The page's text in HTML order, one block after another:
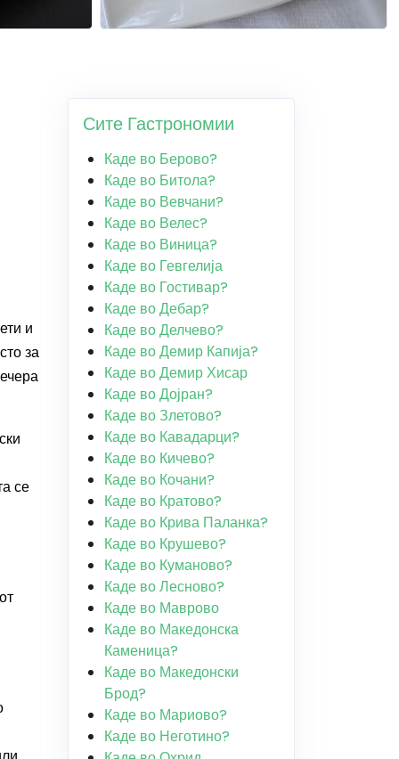
и
за
се
Сите Гастрономии
Каде во Берово?
Каде во Битола?
Каде во Вевчани?
Каде во Велес?
Каде во Виница?
Каде во Гевгелија
Каде во Гостивар?
Каде во Дебар?
Каде во Делчево?
Каде во Демир Капија?
Каде во Демир Хисар
Каде во Дојран?
Каде во Злетово?
Каде во Кавадарци?
Каде во Кичево?
Каде во Кочани?
Каде во Кратово?
Каде во Крива Паланка?
Каде во Крушево?
Каде во Куманово?
Каде во Лесново?
Каде во Маврово
Каде во Македонска
Каменица?
Каде во Македонски
Брод?
Каде во Мариово?
Каде во Неготино?